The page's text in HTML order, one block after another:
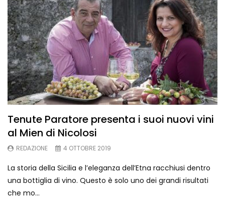
Tenute Paratore presenta i suoi nuovi vini
al Mien di Nicolosi
REDAZIONE 4 OTTOBRE 2019
La storia della Sicilia e l’eleganza dell’Etna racchiusi dentro
una bottiglia di vino. Questo è solo uno dei grandi risultati
che mo...